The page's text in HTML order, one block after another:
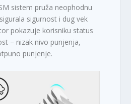
sistem pruža neophodnu
sigurnost i dug vek
pokazuje korisniku status
– nizak nivo punjenja,
punjenje.